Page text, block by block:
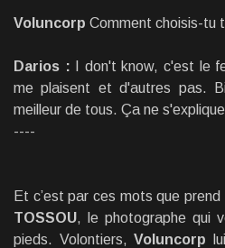
Voluncorp Comment choisis-tu
Darios : I don't know, c'est le
me plaisent et d'autres pas.
meilleur de tous. Ça ne
----
Et c’est par ces mots que prend
TOSSOU, le photographe qui
pieds. Volontiers, Voluncorp